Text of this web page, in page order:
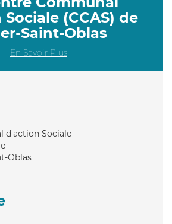
(CCAS) de
Saint-Oblas
En Savoir Plus
d'action Sociale
Oblas